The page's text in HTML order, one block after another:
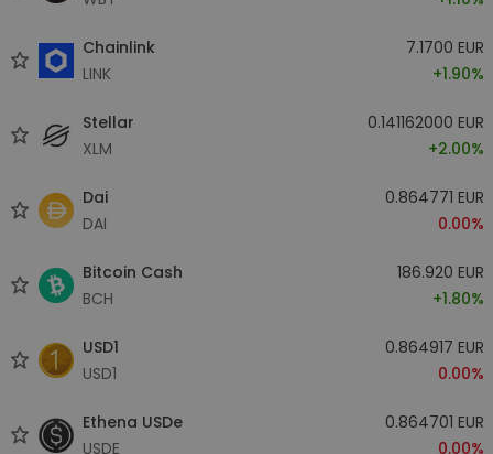
Chainlink
LINK
7.1700 EUR
+1.90%
Stellar
XLM
0.141162000 EUR
+2.00%
Dai
DAI
0.864771 EUR
0.00%
Bitcoin Cash
BCH
186.920 EUR
+1.80%
USD1
USD1
0.864917 EUR
0.00%
Ethena USDe
USDE
0.864701 EUR
0.00%